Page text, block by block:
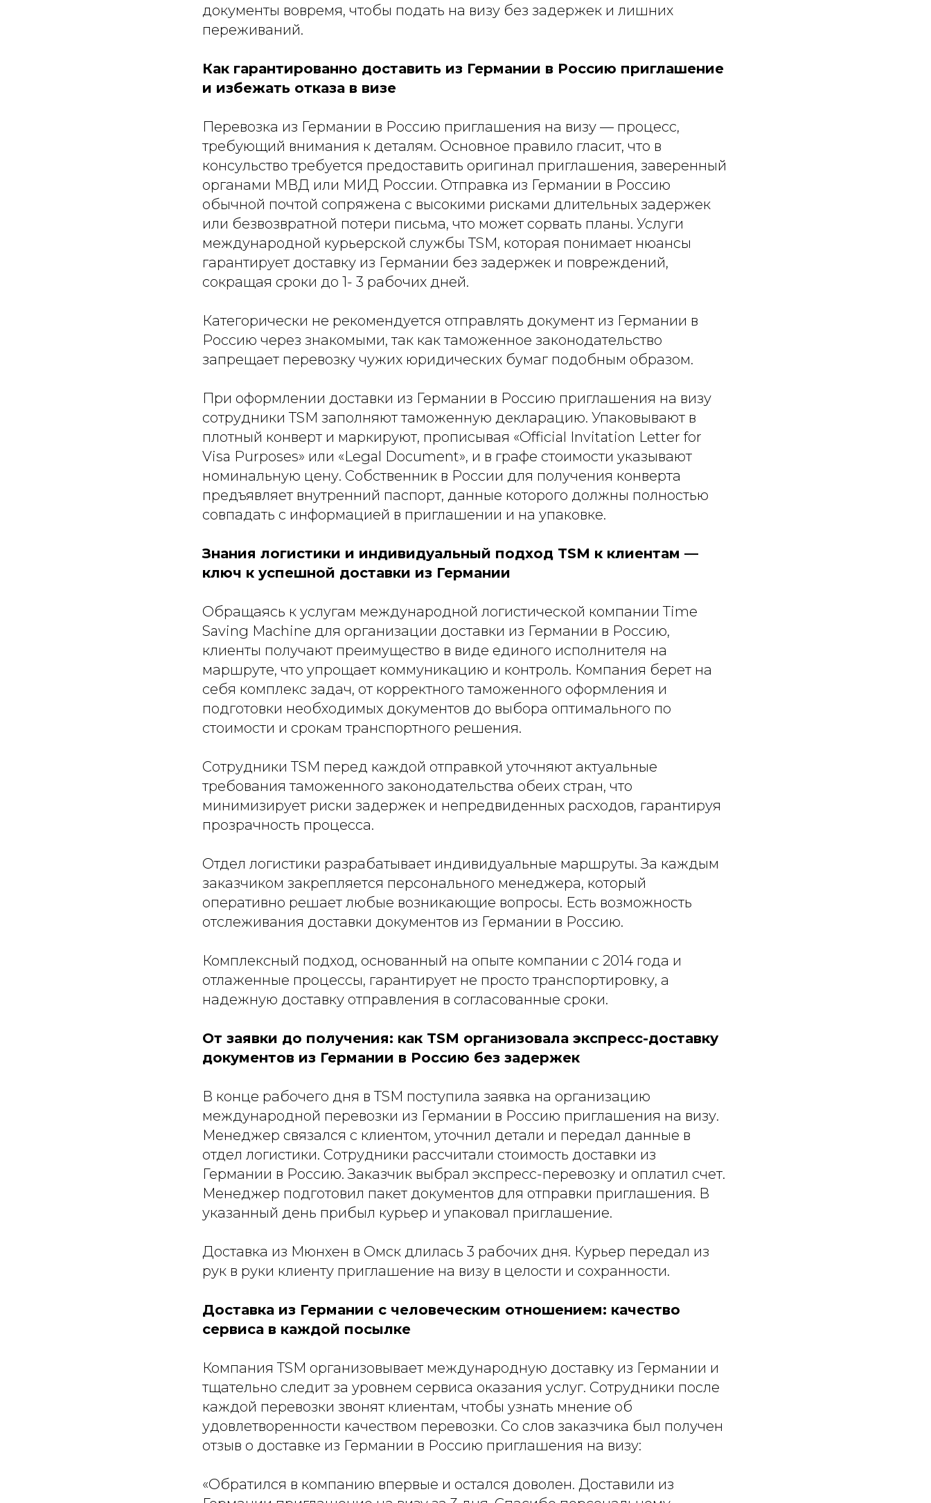
документы вовремя, чтобы подать на визу без задержек и лишних
переживаний.
Как гарантированно доставить из Германии в Россию приглашение
и избежать отказа в визе
Перевозка из Германии в Россию приглашения на визу — процесс,
требующий внимания к деталям. Основное правило гласит, что в
консульство требуется предоставить оригинал приглашения, заверенный
органами МВД или МИД России. Отправка из Германии в Россию
обычной почтой сопряжена с высокими рисками длительных задержек
или безвозвратной потери письма, что может сорвать планы. Услуги
международной курьерской службы TSM, которая понимает нюансы
гарантирует доставку из Германии без задержек и повреждений,
сокращая сроки до 1- 3 рабочих дней.
Категорически не рекомендуется отправлять документ из Германии в
Россию через знакомыми, так как таможенное законодательство
запрещает перевозку чужих юридических бумаг подобным образом.
При оформлении доставки из Германии в Россию приглашения на визу
сотрудники TSM заполняют таможенную декларацию. Упаковывают в
плотный конверт и маркируют, прописывая «Official Invitation Letter for
Visa Purposes» или «Legal Document», и в графе стоимости указывают
номинальную цену. Собственник в России для получения конверта
предъявляет внутренний паспорт, данные которого должны полностью
совпадать с информацией в приглашении и на упаковке.
Знания логистики и индивидуальный подход TSM к клиентам —
ключ к успешной доставки из Германии
Обращаясь к услугам международной логистической компании Time
Saving Machine для организации доставки из Германии в Россию,
клиенты получают преимущество в виде единого исполнителя на
маршруте, что упрощает коммуникацию и контроль. Компания берет на
себя комплекс задач, от корректного таможенного оформления и
подготовки необходимых документов до выбора оптимального по
стоимости и срокам транспортного решения.
Сотрудники TSM перед каждой отправкой уточняют актуальные
требования таможенного законодательства обеих стран, что
минимизирует риски задержек и непредвиденных расходов, гарантируя
прозрачность процесса.
Отдел логистики разрабатывает индивидуальные маршруты. За каждым
заказчиком закрепляется персонального менеджера, который
оперативно решает любые возникающие вопросы. Есть возможность
отслеживания доставки документов из Германии в Россию.
Комплексный подход, основанный на опыте компании с 2014 года и
отлаженные процессы, гарантирует не просто транспортировку, а
надежную доставку отправления в согласованные сроки.
От заявки до получения: как TSM организовала экспресс-доставку
документов из Германии в Россию без задержек
В конце рабочего дня в TSM поступила заявка на организацию
международной перевозки из Германии в Россию приглашения на визу.
Менеджер связался с клиентом, уточнил детали и передал данные в
отдел логистики. Сотрудники рассчитали стоимость доставки из
Германии в Россию. Заказчик выбрал экспресс-перевозку и оплатил счет.
Менеджер подготовил пакет документов для отправки приглашения. В
указанный день прибыл курьер и упаковал приглашение.
Доставка из Мюнхен в Омск длилась 3 рабочих дня. Курьер передал из
рук в руки клиенту приглашение на визу в целости и сохранности.
Доставка из Германии с человеческим отношением: качество
сервиса в каждой посылке
Компания TSM организовывает международную доставку из Германии и
тщательно следит за уровнем сервиса оказания услуг. Сотрудники после
каждой перевозки звонят клиентам, чтобы узнать мнение об
удовлетворенности качеством перевозки. Со слов заказчика был получен
отзыв о доставке из Германии в Россию приглашения на визу:
«Обратился в компанию впервые и остался доволен. Доставили из